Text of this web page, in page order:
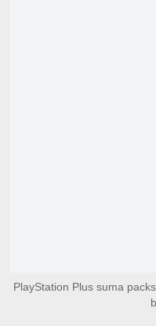
PlayStation Plus suma